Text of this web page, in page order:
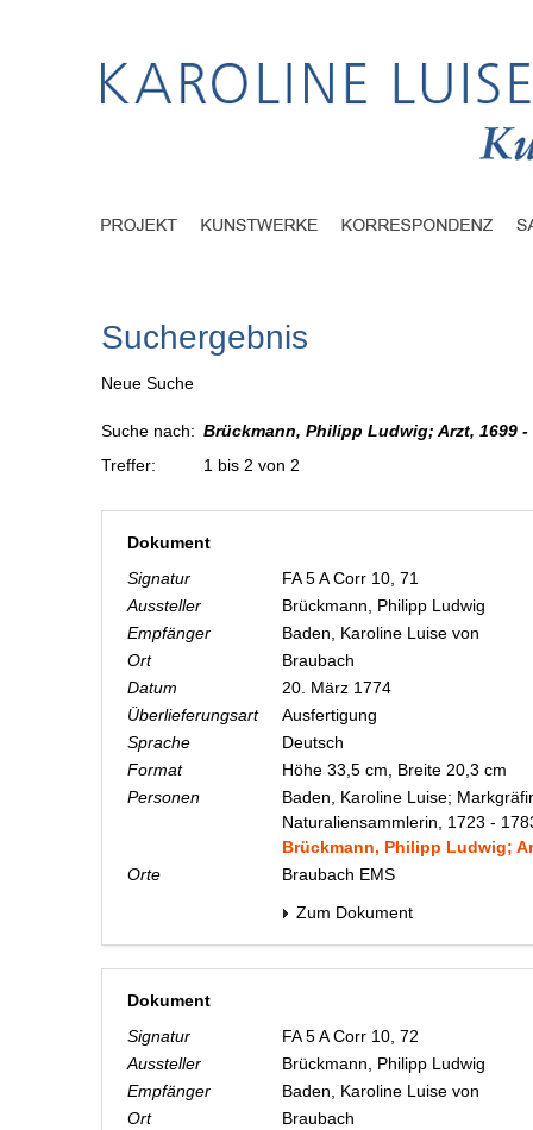
Suchergebnis
Neue Suche
Suche nach: Brückmann, Philipp Ludwig; Arzt, 1699
Treffer:
1 bis 2 von 2
Dokument
Signatur
FA 5 A Corr 10, 71
Aussteller
Brückmann, Philipp Ludwig
Empfänger
Baden, Karoline Luise von
Ort
Braubach
Datum
20. März 1774
Überlieferungsart
Ausfertigung
Sprache
Deutsch
Format
Höhe 33,5 cm, Breite 20,3 cm
Personen
Baden, Karoline Luise;
Naturaliensammlerin, 1723 -
Brückmann, Philipp Ludwig;
Orte
Braubach EMS
Zum Dokument
Dokument
Signatur
FA 5 A Corr 10, 72
Aussteller
Brückmann, Philipp Ludwig
Empfänger
Baden, Karoline Luise von
Ort
Braubach